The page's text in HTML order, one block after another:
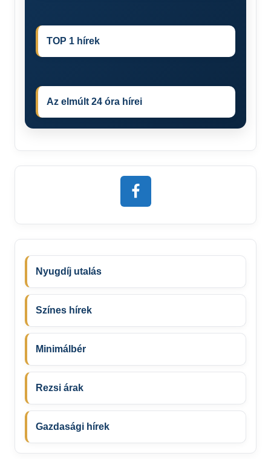
TOP 1 hírek
Az elmúlt 24 óra hírei
Nyugdíj utalás
Színes hírek
Minimálbér
Rezsi árak
Gazdasági hírek